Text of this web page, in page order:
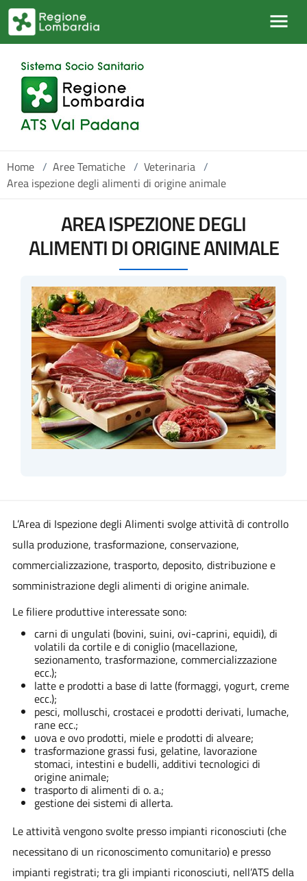
Salta al contenuto principale
Home / Aree Tematiche / Veterinaria /
Area ispezione degli alimenti di origine animale
AREA ISPEZIONE DEGLI
ALIMENTI DI ORIGINE ANIMALE
L’Area di Ispezione degli Alimenti svolge attività di controllo
sulla produzione, trasformazione, conservazione,
commercializzazione, trasporto, deposito, distribuzione e
somministrazione degli alimenti di origine animale.
Le filiere produttive interessate sono:
carni di ungulati (bovini, suini, ovi-caprini, equidi), di
volatili da cortile e di coniglio (macellazione,
sezionamento, trasformazione, commercializzazione
ecc.);
latte e prodotti a base di latte (formaggi, yogurt, creme
ecc.);
pesci, molluschi, crostacei e prodotti derivati, lumache,
rane ecc.;
uova e ovo prodotti, miele e prodotti di alveare;
trasformazione grassi fusi, gelatine, lavorazione
stomaci, intestini e budelli, additivi tecnologici di
origine animale;
trasporto di alimenti di o. a.;
gestione dei sistemi di allerta.
Le attività vengono svolte presso impianti riconosciuti (che
necessitano di un riconoscimento comunitario) e presso
impianti registrati; tra gli impianti riconosciuti, nell’ATS della